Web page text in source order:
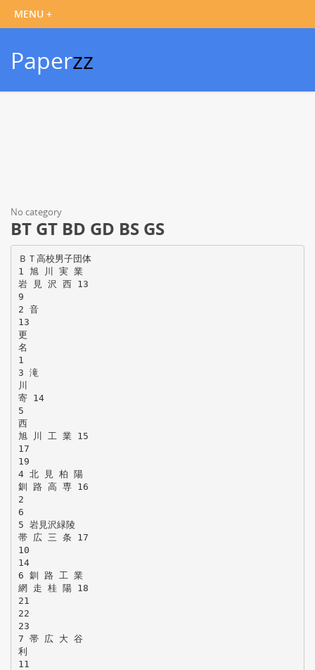
Paperzz
No category
BT GT BD GD BS GS
ＢＴ高校男子団体
1 旭 川 実 業
岩 見 沢 西 13
9
2 音
13
更
名
1
3 滝
川
寄 14
5
西
旭 川 工 業 15
17
19
4 北 見 柏 陽
釧 路 高 専 16
2
6
5 岩見沢緑陵
帯 広 三 条 17
10
14
6 釧 路 工 業
網 走 桂 陽 18
21
22
23
7 帯 広 大 谷
利
11